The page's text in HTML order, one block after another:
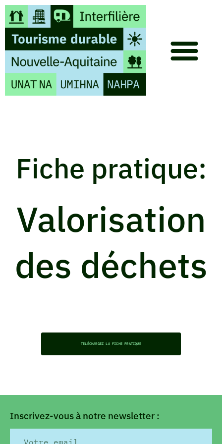
Fiche pratique:
Valorisation
des déchets
TÉLÉCHARGEZ LA FICHE PRATIQUE
Inscrivez-vous à notre newsletter :